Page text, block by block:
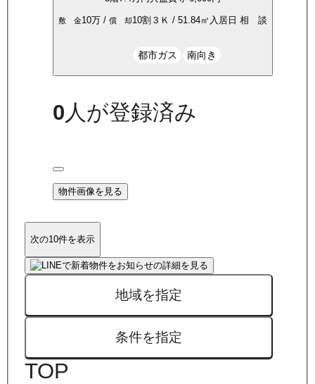
敷 金10万 /償 却10割 ３Ｋ /51.84㎡ 入居日相 談
都市ガス 南向き
0 人が登録済み
物件画像を見る
次の10件を表示
地域を指定
条件を指定
TOP